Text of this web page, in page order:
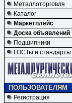
Металлоторговля
Каталог
Маркетплейс
Доска объявлений
Подшипники
ГОСТы и стандарты
ПОЛЬЗОВАТЕЛЯМ
Регистрация